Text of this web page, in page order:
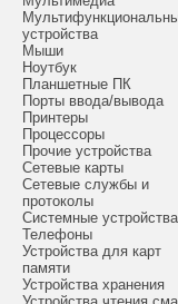
устройства
Мыши
Ноутбук
Планшетные ПК
Порты ввода/вывода
Принтеры
Процессоры
Прочие устройства
Сетевые карты
Сетевые службы и
протоколы
Системные устройства
Телефоны
Устройства для карт
памяти
Устройства хранения